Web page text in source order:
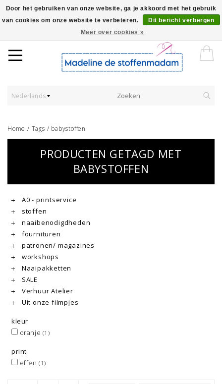
Worldwide Shipping - Onze stoffen worden verkocht per 10 cm.
Nederlands
Home / Tags / babystoffen
PRODUCTEN GETAGD MET
BABYSTOFFEN
A0 - printservice
stoffen
naaibenodigdheden
fournituren
patronen/ magazines
workshops
Naaipakketten
SALE
Verhuur Atelier
Uit onze filmpjes
kleur
oranje (1)
print
effen(1)
Door het gebruiken van onze website, ga je akkoord met het gebruik
van cookies om onze website te verbeteren.
Dit bericht verbergen
Meer over cookies »